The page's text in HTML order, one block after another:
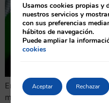
En el sector agrícola e
mucho más que una
Usamos cookies propias y
nuestros servicios y
con sus preferencias
hábitos de navegación.
Puede ampliar la
cookies
Aceptar Rechazar